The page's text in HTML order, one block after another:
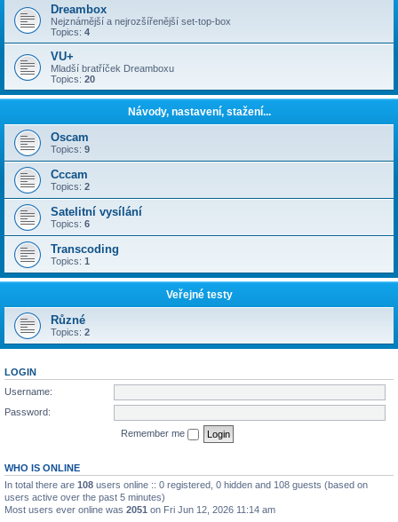
Dreambox
Nejznámější a nejrozšířenější set-top-box
Topics: 4
VU+
Mladší bratříček Dreamboxu
Topics: 20
Návody, nastavení, stažení...
Oscam
Topics: 9
Cccam
Topics: 2
Satelitní vysílání
Topics: 6
Transcoding
Topics: 1
Veřejné testy
Různé
Topics: 2
LOGIN
Username:
Password:
Remember me
WHO IS ONLINE
In total there are 108 users online :: 0 registered, 0 hidden and 108 guests (based on
users active over the past 5 minutes)
Most users ever online was 2051 on Fri Jun 12, 2026 11:14 am